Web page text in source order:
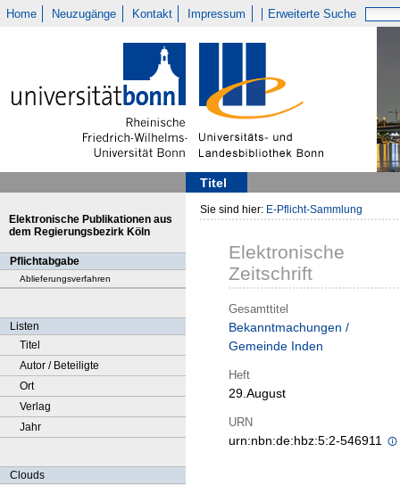
Home Neuzugänge Kontakt Impressum Erweiterte Suche
Titel
Elektronische Publikationen aus
dem Regierungsbezirk Köln
Pflichtabgabe
Ablieferungsverfahren
Listen
Titel
Autor / Beteiligte
Ort
Verlag
Jahr
Clouds
Sie sind hier: E-Pflicht-Sammlung
Elektronische
Zeitschrift
Gesamttitel
Bekanntmachungen /
Gemeinde Inden
Heft
29.August
URN
urn:nbn:de:hbz:5:2-546911